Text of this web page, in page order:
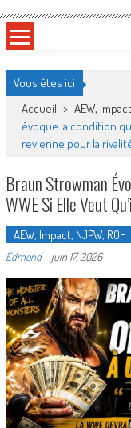
Vous êtes ici
Accueil > AEW,
évoque la condition
revienne pour la
Braun Strowman
WWE Si Elle Veut
AEW, Impact, NJPW, ROH
Edmond- juin 17, 2026